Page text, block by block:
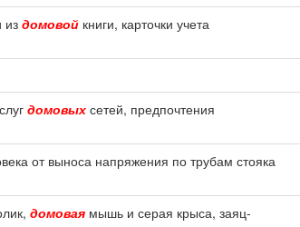
из домовой книги, карточки учета
домовых сетей, предпочтения
от выноса напряжения по трубам стояка
домовая мышь и серая крыса, заяц-